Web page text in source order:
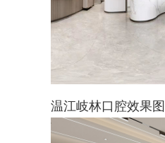
温江岐林口腔效果图